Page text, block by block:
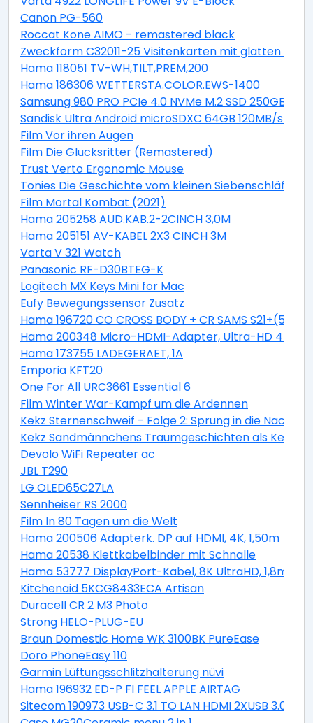
Canon PG-560
Roccat Kone AIMO - remastered black
Zweckform C32011-25 Visitenkarten mit glatten
Hama 118051 TV-WH,TILT,PREM,200
Hama 186306 WETTERSTA.COLOR.EWS-1400
Samsung 980 PRO PCIe 4.0 NVMe M.2 SSD 250GB
Sandisk Ultra Android microSDXC 64GB 120MB/s +
Film Vor ihren Augen
Film Die Glücksritter (Remastered)
Trust Verto Ergonomic Mouse
Tonies Die Geschichte vom kleinen Siebenschläfer,
Film Mortal Kombat (2021)
Hama 205258 AUD.KAB.2-2CINCH 3,0M
Hama 205151 AV-KABEL 2X3 CINCH 3M
Varta V 321 Watch
Panasonic RF-D30BTEG-K
Logitech MX Keys Mini for Mac
Eufy Bewegungssensor Zusatz
Hama 196720 CO CROSS BODY + CR SAMS S21+(5G)
Hama 200348 Micro-HDMI-Adapter, Ultra-HD 4K
Hama 173755 LADEGERAET, 1A
Emporia KFT20
One For All URC3661 Essential 6
Film Winter War-Kampf um die Ardennen
Kekz Sternenschweif - Folge 2: Sprung in die Nacht
Kekz Sandmännchens Traumgeschichten als Kekz
Devolo WiFi Repeater ac
JBL T290
LG OLED65C27LA
Sennheiser RS 2000
Film In 80 Tagen um die Welt
Hama 200506 Adapterk. DP auf HDMI, 4K, 1,50m
Hama 20538 Klettkabelbinder mit Schnalle
Hama 53777 DisplayPort-Kabel, 8K UltraHD, 1,8m
Kitchenaid 5KCG8433ECA Artisan
Duracell CR 2 M3 Photo
Strong HELO-PLUG-EU
Braun Domestic Home WK 3100BK PureEase
Doro PhoneEasy 110
Garmin Lüftungsschlitzhalterung nüvi
Hama 196932 ED-P FI FEEL APPLE AIRTAG
Sitecom 190973 USB-C 3.1 TO LAN HDMI 2XUSB 3.0 PD